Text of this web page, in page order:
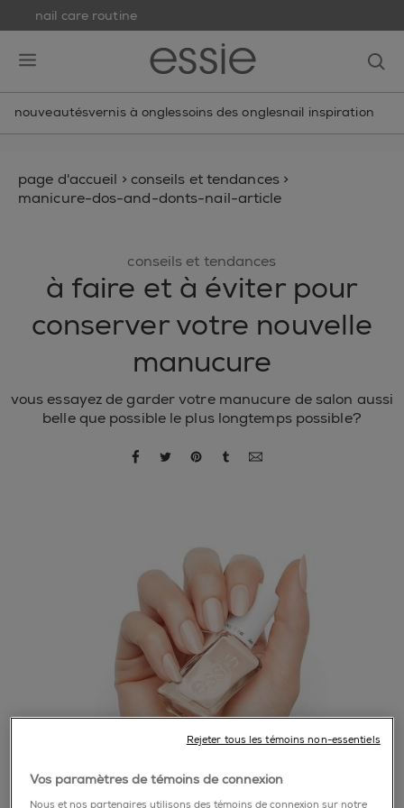
nail care routine
nouveautésvernis à onglessoins des onglesnail inspiration
page d'accueil > conseils et tendances >
manicure-dos-and-donts-nail-article
conseils et tendances
à faire et à éviter pour
conserver votre nouvelle
manucure
vous essayez de garder votre manucure de salon aussi
belle que possible le plus longtemps possible?
partager par facebook
partager par twitter
partager par pinterest
partager par tumblr
partager par
Vos paramètres de témoins de connexion
Nous et nos partenaires utilisons des témoins de connexion sur notre
Rejeter tous les témoins non-essentiels